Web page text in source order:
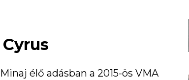
élő adásban a 2015-ös VMA